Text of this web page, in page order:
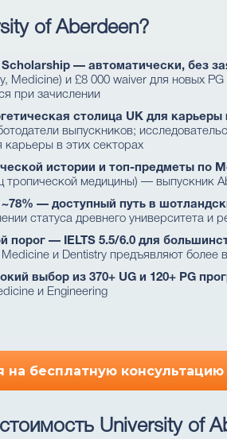
of Aberdeen?
— автоматически, без
Medicine) и £8 000 waiver для новых
при зачислении
столица UK для карьеры
выпускников;
карьеры в этих секторах
истории и топ-предметы по
тропической медицины) — выпускник
— доступный путь в
статуса древнего университета и
порог — IELTS 5.5/6.0 для
Medicine и Dentistry предъявляют более
выбор из 370+ UG и 120+ PG
и Engineering
на бесплатную
University of